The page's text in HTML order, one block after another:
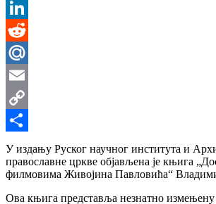
VK
LinkedIn
Reddit
Mail.Ru
Email
Copy
Link
Share
У издању Руског научног института и
православне цркве објављена је књига
филмовима Живојина Павловића“
Ова књига представља незнатно измењену